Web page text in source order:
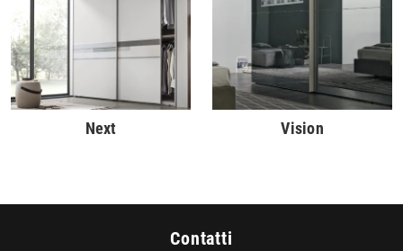
Next Vision
Contatti